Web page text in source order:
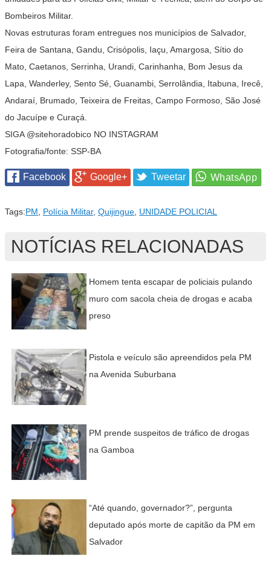
Bombeiros Militar.
Novas estruturas foram entregues nos municípios de Salvador,
Feira de Santana, Gandu, Crisópolis, Iaçu, Amargosa, Sítio do
Mato, Caetanos, Serrinha, Urandi, Carinhanha, Bom Jesus da
Lapa, Wanderley, Sento Sé, Guanambi, Serrolândia, Itabuna, Irecê,
Andaraí, Brumado, Teixeira de Freitas, Campo Formoso, São José
do Jacuípe e Curaçá.
SIGA @sitehoradobico NO INSTAGRAM
Fotografia/fonte: SSP-BA
Facebook Google+ Tweetar
Tags:PM, Polícia Militar, Quijingue, UNIDADE POLICIAL
NOTÍCIAS RELACIONADAS
Homem tenta escapar de policiais pulando
muro com sacola cheia de drogas e acaba
preso
Pistola e veículo são apreendidos pela PM
na Avenida Suburbana
PM prende suspeitos de tráfico de drogas
na Gamboa
“Até quando, governador?”, pergunta
deputado após morte de capitão da PM em
Salvador